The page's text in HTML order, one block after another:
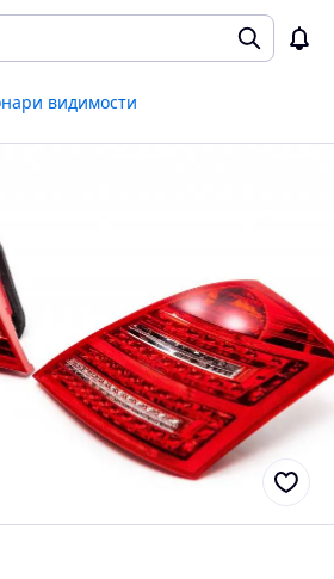
видимости